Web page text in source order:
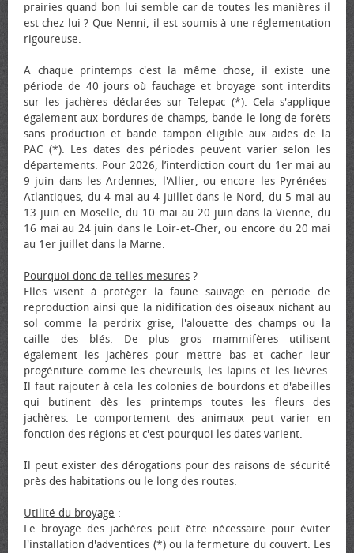
prairies quand bon lui semble car de toutes les manières il
est chez lui ? Que Nenni, il est soumis à une réglementation
rigoureuse.
A chaque printemps c'est la même chose, il existe une
période de 40 jours où fauchage et broyage sont interdits
sur les jachères déclarées sur Telepac (*). Cela s'applique
également aux bordures de champs, bande le long de forêts
sans production et bande tampon éligible aux aides de la
PAC (*). Les dates des périodes peuvent varier selon les
départements. Pour 2026, l’interdiction court du 1er mai au
9 juin dans les Ardennes, l'Allier, ou encore les Pyrénées-
Atlantiques, du 4 mai au 4 juillet dans le Nord, du 5 mai au
13 juin en Moselle, du 10 mai au 20 juin dans la Vienne, du
16 mai au 24 juin dans le Loir-et-Cher, ou encore du 20 mai
au 1er juillet dans la Marne.
Pourquoi donc de telles mesures ?
Elles visent à protéger la faune sauvage en période de
reproduction ainsi que la nidification des oiseaux nichant au
sol comme la perdrix grise, l'alouette des champs ou la
caille des blés. De plus gros mammifères utilisent
également les jachères pour mettre bas et cacher leur
progéniture comme les chevreuils, les lapins et les lièvres.
Il faut rajouter à cela les colonies de bourdons et d'abeilles
qui butinent dès les printemps toutes les fleurs des
jachères. Le comportement des animaux peut varier en
fonction des régions et c'est pourquoi les dates varient.
Il peut exister des dérogations pour des raisons de sécurité
près des habitations ou le long des routes.
Utilité du broyage :
Le broyage des jachères peut être nécessaire pour éviter
l'installation d'adventices (*) ou la fermeture du couvert. Les